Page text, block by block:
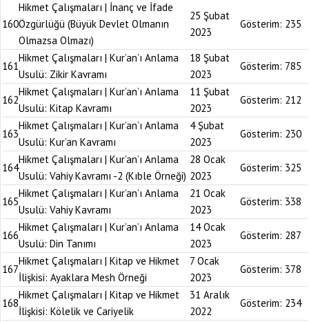
160
Hikmet Çalışmaları | İnanç ve İfade
Özgürlüğü (Büyük Devlet Olmanın
Olmazsa Olmazı)
25 Şubat
2023
Gösterim: 235
161
Hikmet Çalışmaları | Kur’an’ı Anlama
Usulü: Zikir Kavramı
18 Şubat
2023
Gösterim: 785
162
Hikmet Çalışmaları | Kur’an’ı Anlama
Usulü: Kitap Kavramı
11 Şubat
2023
Gösterim: 212
163
Hikmet Çalışmaları | Kur’an’ı Anlama
Usulü: Kur’an Kavramı
4 Şubat
2023
Gösterim: 230
164
Hikmet Çalışmaları | Kur’an’ı Anlama
Usulü: Vahiy Kavramı -2 (Kıble Örneği)
28 Ocak
2023
Gösterim: 325
165
Hikmet Çalışmaları | Kur’an’ı Anlama
Usulü: Vahiy Kavramı
21 Ocak
2023
Gösterim: 338
166
Hikmet Çalışmaları | Kur’an’ı Anlama
Usulü: Din Tanımı
14 Ocak
2023
Gösterim: 287
167
Hikmet Çalışmaları | Kitap ve Hikmet
İlişkisi: Ayaklara Mesh Örneği
7 Ocak
2023
Gösterim: 378
168
Hikmet Çalışmaları | Kitap ve Hikmet
İlişkisi: Kölelik ve Cariyelik
31 Aralık
2022
Gösterim: 234